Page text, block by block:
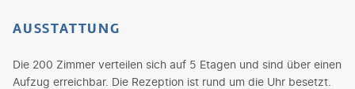
AUSSTATTUNG
Die 200 Zimmer verteilen sich auf 5 Etagen und sind über einen
Aufzug erreichbar. Die Rezeption ist rund um die Uhr besetzt.